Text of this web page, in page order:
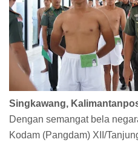
Singkawang,
Dengan semangat bela
Kodam (Pangdam) XII/